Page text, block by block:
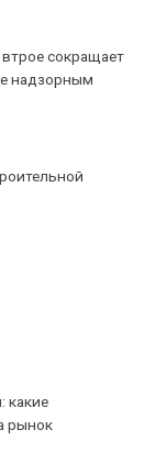
сокращает
надзорным
какие
рынок